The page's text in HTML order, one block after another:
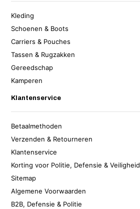
Kleding
Schoenen & Boots
Carriers & Pouches
Tassen & Rugzakken
Gereedschap
Kamperen
Klantenservice
Betaalmethoden
Verzenden & Retourneren
Klantenservice
Korting voor Politie, Defensie & Veiligheid
Sitemap
Algemene Voorwaarden
B2B, Defensie & Politie